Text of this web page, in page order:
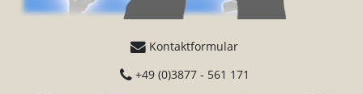
Kontaktformular
+49 (0)3877 - 561 171